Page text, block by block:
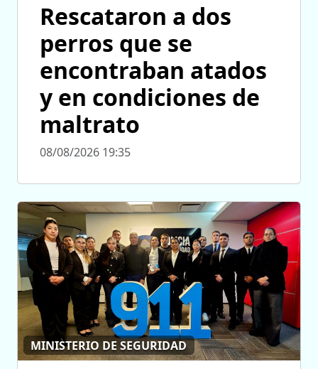
Rescataron a dos
perros que se
encontraban atados
y en condiciones de
maltrato
08/08/2026 19:35
MINISTERIO DE SEGURIDAD